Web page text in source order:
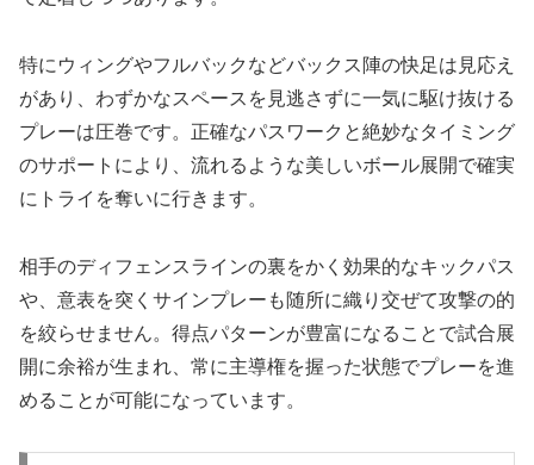
特にウィングやフルバックなどバックス陣の快足は見応え
があり、わずかなスペースを見逃さずに一気に駆け抜ける
プレーは圧巻です。正確なパスワークと絶妙なタイミング
のサポートにより、流れるような美しいボール展開で確実
にトライを奪いに行きます。
相手のディフェンスラインの裏をかく効果的なキックパス
や、意表を突くサインプレーも随所に織り交ぜて攻撃の的
を絞らせません。得点パターンが豊富になることで試合展
開に余裕が生まれ、常に主導権を握った状態でプレーを進
めることが可能になっています。